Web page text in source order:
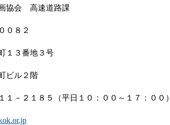
協会 高速道路課
０８２
１３番地３号
ビル２階
１－２１８５（平日１０：００～１７：００）